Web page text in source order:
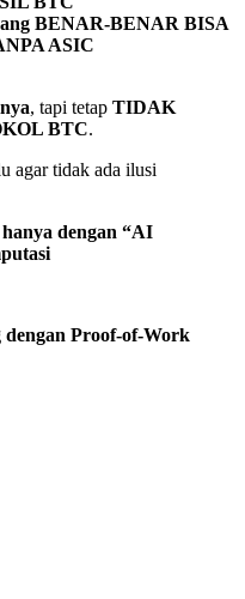
BENAR-BENAR BISA
ASIC
, tapi tetap TIDAK
BTC.
agar tidak ada ilusi
dengan “AI
Proof-of-Work